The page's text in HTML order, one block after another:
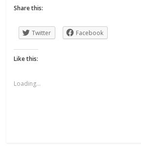
Share this:
Twitter Facebook
Like this:
Loading...